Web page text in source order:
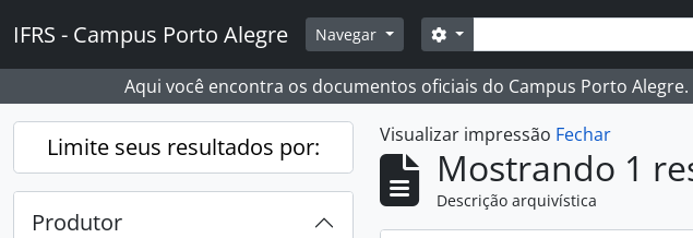
IFRS - Campus Porto Alegre Navegar Buscar
Opções de busca
Aqui você encontra os documentos oficiais do Campus Porto Alegre.
Limite seus resultados por:
Produtor
Visualizar impressão Fechar
Mostrando 1
Descrição arquivística